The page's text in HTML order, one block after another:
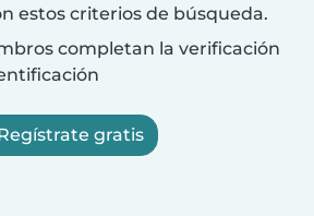
estos criterios de búsqueda.
completan la verificación
gratis